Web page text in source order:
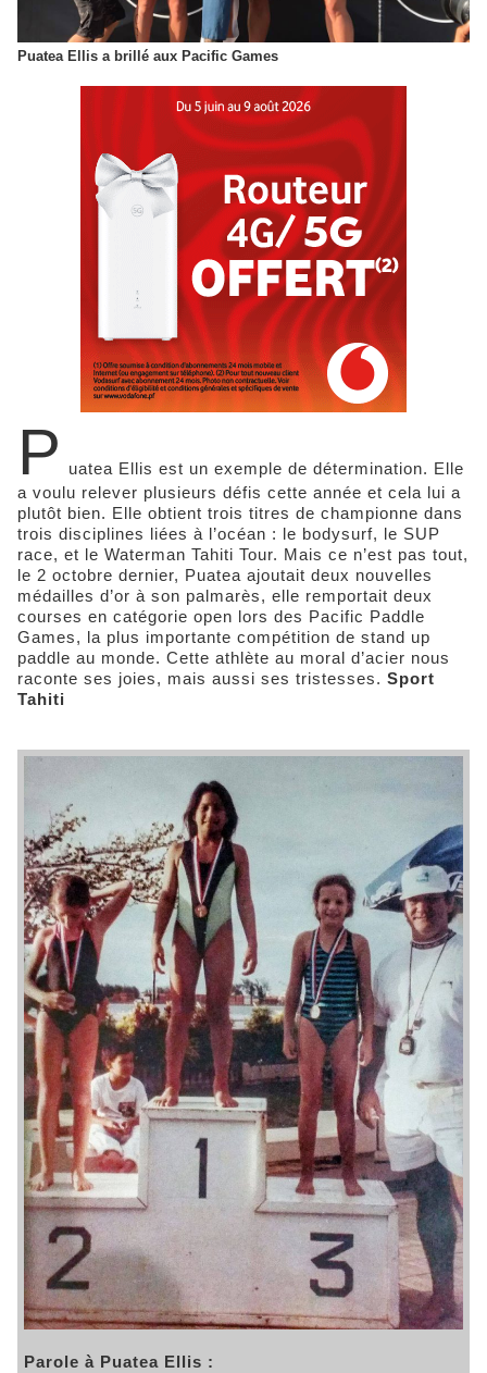
Puatea Ellis a brillé aux Pacific Games
P
uatea Ellis est un exemple de détermination. Elle
a voulu relever plusieurs défis cette année et cela lui a
plutôt bien. Elle obtient trois titres de championne dans
trois disciplines liées à l’océan : le bodysurf, le SUP
race, et le Waterman Tahiti Tour. Mais ce n’est pas tout,
le 2 octobre dernier, Puatea ajoutait deux nouvelles
médailles d’or à son palmarès, elle remportait deux
courses en catégorie open lors des Pacific Paddle
Games, la plus importante compétition de stand up
paddle au monde. Cette athlète au moral d’acier nous
raconte ses joies, mais aussi ses tristesses. Sport
Tahiti
Parole à Puatea Ellis :